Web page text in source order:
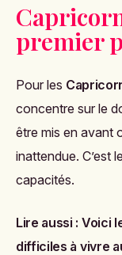
premier
Pour les
concentre sur le
être mis en avant
inattendue. C’est
capacités.
Lire aussi : Voici
difficiles à vivre